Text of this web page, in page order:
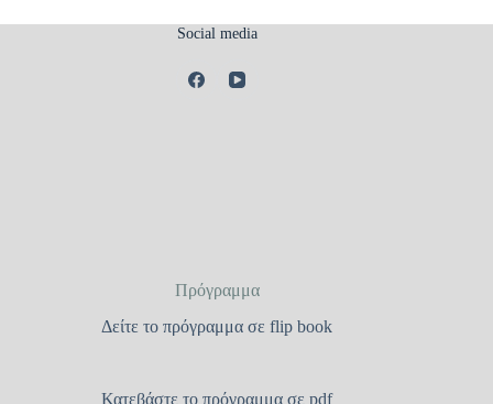
Social media
Πρόγραμμα
Δείτε το πρόγραμμα σε flip book
Κατεβάστε το πρόγραμμα σε pdf